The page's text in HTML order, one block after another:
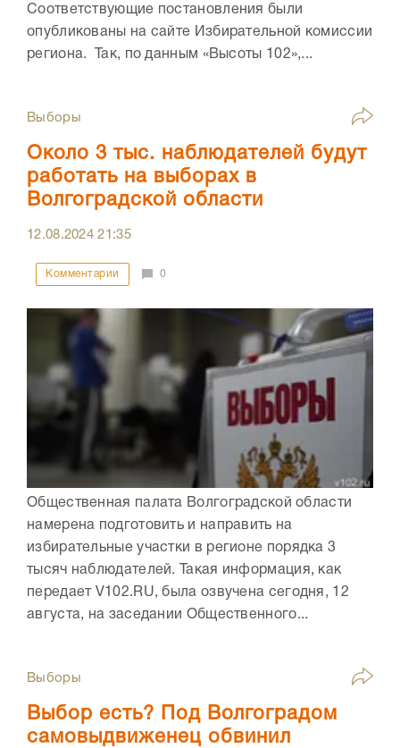
Соответствующие постановления были
опубликованы на сайте Избирательной комиссии
региона. Так, по данным «Высоты 102»,...
Выборы
Около 3 тыс. наблюдателей будут
работать на выборах в
Волгоградской области
12.08.202421:35
Комментарии 0
Общественная палата Волгоградской области
намерена подготовить и направить на
избирательные участки в регионе порядка 3
тысяч наблюдателей. Такая информация, как
передает V102.RU, была озвучена сегодня, 12
августа, на заседании Общественного...
Выборы
Выбор есть? Под Волгоградом
самовыдвиженец обвинил